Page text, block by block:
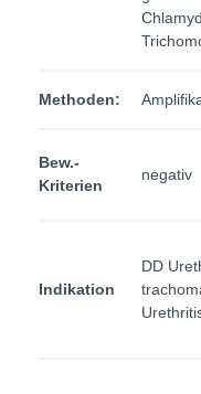
Methoden:
Bew.-
Kriterien
negativ
Indikation
DD